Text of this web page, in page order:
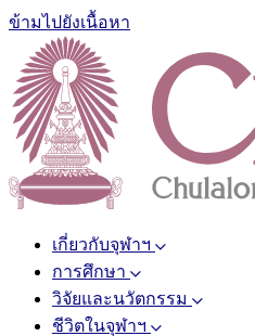
ข้ามไปยังเนื้อหา
เกี่ยวกับจุฬาฯ
การศึกษา
วิจัยและนวัตกรรม
ชีวิตในจุฬาฯ